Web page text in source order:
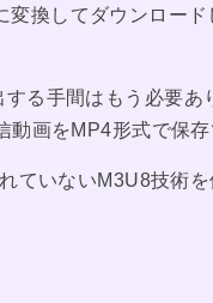
変換してダウンロー
する手間はもう必要
動画をMP4形式で保
ていないM3U8技術